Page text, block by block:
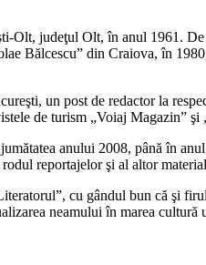
Olt, judeţul Olt, în anul 1961.
Bălcescu” din Craiova, în
un post de redactor la
de turism „Voiaj Magazin” şi
anului 2008, până în
reportajelor şi al altor
cu gândul bun că şi
neamului în marea